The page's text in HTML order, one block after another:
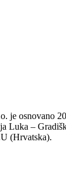
je osnovano
Luka –
(Hrvatska).